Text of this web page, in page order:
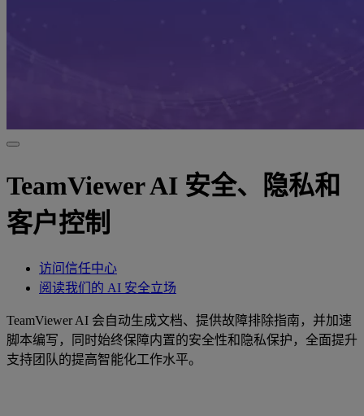
TeamViewer AI 安全、隐私和
客户控制
访问信任中心
阅读我们的 AI 安全立场
TeamViewer AI 会自动生成文档、提供故障排除指南，并加速
脚本编写，同时始终保障内置的安全性和隐私保护，全面提升
支持团队的提高智能化工作水平。